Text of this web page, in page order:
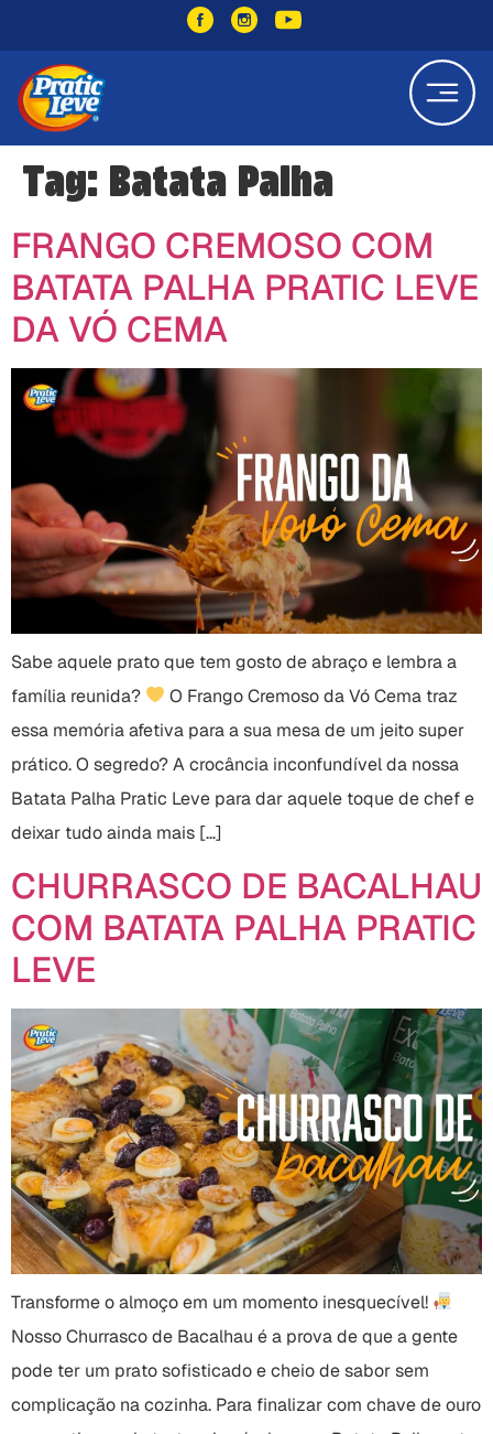
Tag: Batata Palha
FRANGO CREMOSO COM
BATATA PALHA PRATIC LEVE
DA VÓ CEMA
Sabe aquele prato que tem gosto de abraço e lembra a
família reunida?
O Frango Cremoso da Vó Cema traz
essa memória afetiva para a sua mesa de um jeito super
prático. O segredo? A crocância inconfundível da nossa
Batata Palha Pratic Leve para dar aquele toque de chef e
deixar tudo ainda mais […]
CHURRASCO DE BACALHAU
COM BATATA PALHA PRATIC
LEVE
Transforme o almoço em um momento inesquecível!
Nosso Churrasco de Bacalhau é a prova de que a gente
pode ter um prato sofisticado e cheio de sabor sem
complicação na cozinha. Para finalizar com chave de ouro